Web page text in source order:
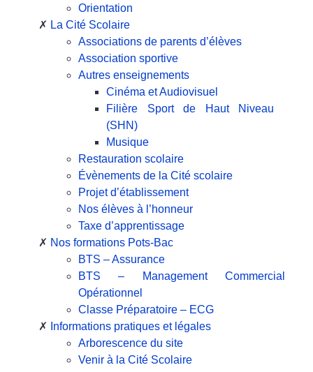
Orientation
La Cité Scolaire
Associations de parents d’élèves
Association sportive
Autres enseignements
Cinéma et Audiovisuel
Filière Sport de Haut Niveau
(SHN)
Musique
Restauration scolaire
Évènements de la Cité scolaire
Projet d’établissement
Nos élèves à l’honneur
Taxe d’apprentissage
Nos formations Pots-Bac
BTS – Assurance
BTS – Management Commercial
Opérationnel
Classe Préparatoire – ECG
Informations pratiques et légales
Arborescence du site
Venir à la Cité Scolaire